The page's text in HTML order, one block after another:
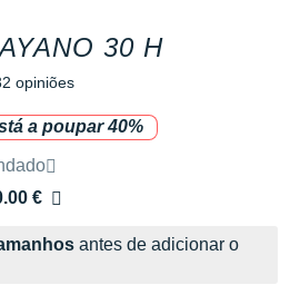
30 H
opiniões
a poupar 40%
pela marca
€
antes de adicionar o